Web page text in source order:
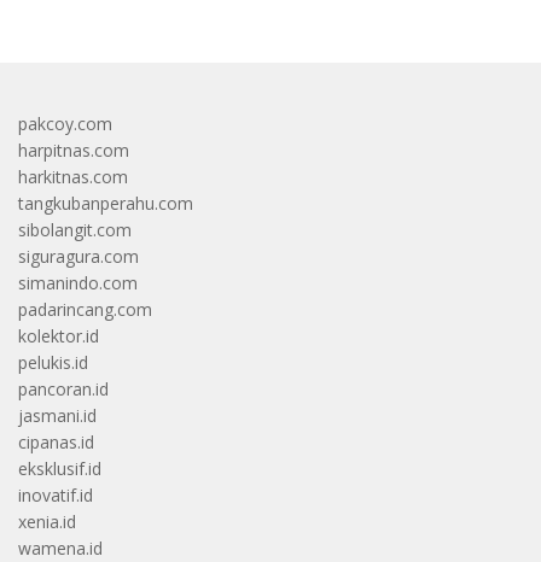
pakcoy.com
harpitnas.com
harkitnas.com
tangkubanperahu.com
sibolangit.com
siguragura.com
simanindo.com
padarincang.com
kolektor.id
pelukis.id
pancoran.id
jasmani.id
cipanas.id
eksklusif.id
inovatif.id
xenia.id
wamena.id